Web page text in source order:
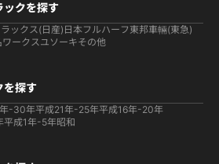
ックを探す
ックス(日産) 日本フルハーフ 東邦車輛(東急)
ワークスユソーキその他
を探す
-30年平成21年-25年平成16年-20年
平成1年-5年昭和